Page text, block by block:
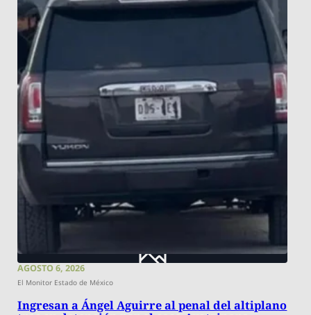
AGOSTO 6, 2026
El Monitor Estado de México
Ingresan a Ángel Aguirre al penal del altiplano